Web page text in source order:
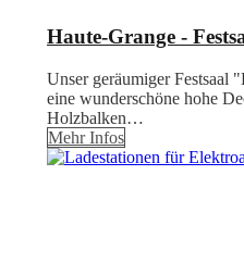
Haute-Grange -
Unser geräumiger Festsaal
eine wunderschöne hohe
Holzbalken…
Mehr Infos